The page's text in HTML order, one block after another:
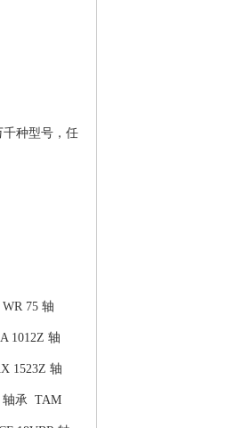
种型号，任
WR 75 轴
1012Z 轴
1523Z 轴
轴承 TAM